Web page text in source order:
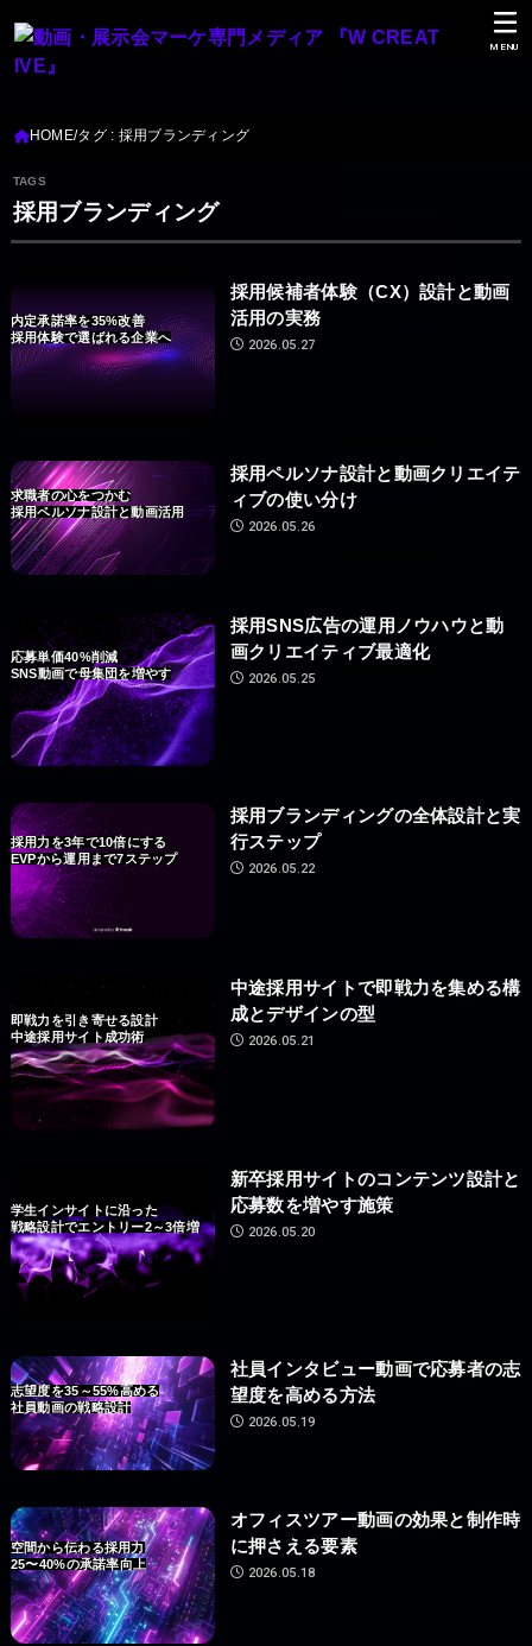
MENU
HOME タグ : 採用ブランディング
採用ブランディング
内定承諾率を35%改善
採用体験で選ばれる企業へ
採用候補者体験（CX）設計と動画
活用の実務
2026.05.27
求職者の心をつかむ
採用ペルソナ設計と動画活用
採用ペルソナ設計と動画クリエイテ
ィブの使い分け
2026.05.26
応募単価40%削減
SNS動画で母集団を増やす
採用SNS広告の運用ノウハウと動
画クリエイティブ最適化
2026.05.25
採用力を3年で10倍にする
EVPから運用まで7ステップ
採用ブランディングの全体設計と実
行ステップ
2026.05.22
即戦力を引き寄せる設計
中途採用サイト成功術
中途採用サイトで即戦力を集める構
成とデザインの型
2026.05.21
学生インサイトに沿った
戦略設計でエントリー2～3倍増
新卒採用サイトのコンテンツ設計と
応募数を増やす施策
2026.05.20
志望度を35～55%高める
社員動画の戦略設計
社員インタビュー動画で応募者の志
望度を高める方法
2026.05.19
空間から伝わる採用力
25〜40%の承諾率向上
オフィスツアー動画の効果と制作時
に押さえる要素
2026.05.18